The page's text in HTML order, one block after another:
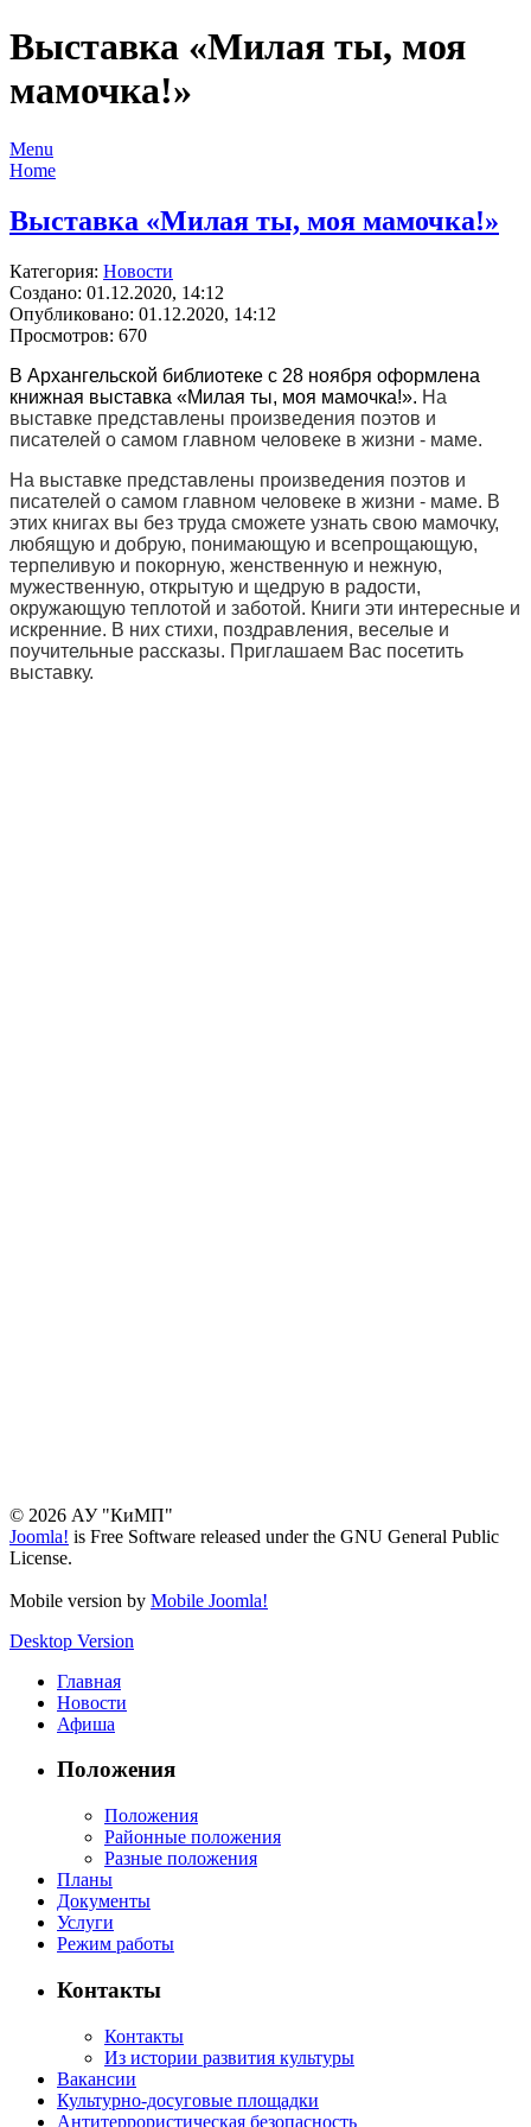
Выставка «Милая ты, моя
мамочка!»
Menu
Home
Выставка «Милая ты, моя мамочка!»
Категория: Новости
Создано: 01.12.2020, 14:12
Опубликовано: 01.12.2020, 14:12
Просмотров: 670
В Архангельской библиотеке с 28 ноября оформлена
книжная выставка «Милая ты, моя мамочка!». На
выставке представлены произведения поэтов и
писателей о самом главном человеке в жизни - маме.
На выставке представлены произведения поэтов и
писателей о самом главном человеке в жизни - маме. В
этих книгах вы без труда сможете узнать свою мамочку,
любящую и добрую, понимающую и всепрощающую,
терпеливую и покорную, женственную и нежную,
мужественную, открытую и щедрую в радости,
окружающую теплотой и заботой. Книги эти интересные и
искренние. В них стихи, поздравления, веселые и
поучительные рассказы. Приглашаем Вас посетить
выставку.
© 2026 АУ "КиМП"
Joomla! is Free Software released under the GNU General Public
License.
Mobile version by Mobile Joomla!
Desktop Version
Главная
Новости
Афиша
Положения
Положения
Районные положения
Разные положения
Планы
Документы
Услуги
Режим работы
Контакты
Контакты
Из истории развития культуры
Вакансии
Культурно-досуговые площадки
Антитеррористическая безопасность